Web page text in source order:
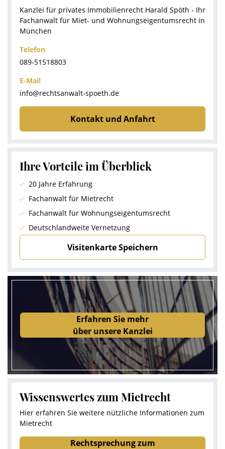
Kanzlei für privates Immobilienrecht Harald Spöth - Ihr
Fachanwalt für Miet- und Wohnungseigentumsrecht in
München
Telefon
089-51518803
E-Mail
info@rechtsanwalt-spoeth.de
Kontakt und Anfahrt
Ihre Vorteile im Überblick
20 Jahre Erfahrung
Fachanwalt für Mietrecht
Fachanwalt für Wohnungseigentumsrecht
Deutschlandweite Vernetzung
Visitenkarte Speichern
Erfahren Sie mehr
über unsere Kanzlei
Wissenswertes zum Mietrecht
Hier erfahren Sie weitere nützliche Informationen zum
Mietrecht
Rechtsprechung zum